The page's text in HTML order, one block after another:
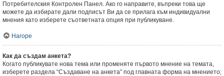
Потребителския Контролен Панел. Ако го направите, въпреки това ще
можете да избирате дали подписът Ви да се прилага към индивидуални
мнения като изберете съответната опция при публикуване.
Нагоре
Как да създам анкета?
Когато публикувате нова тема или променяте първото мнение на темата,
изберете раздела “Създаване на анкета” под главната форма на мнението;